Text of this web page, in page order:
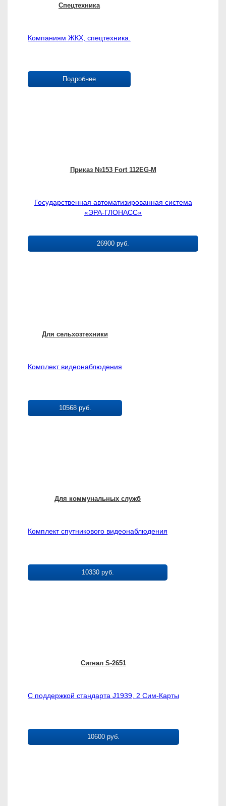
Спецтехника
Компаниям ЖКХ, спецтехника.
Подробнее
Приказ №153 Fort 112EG-M
Государственная автоматизированная система
«ЭРА-ГЛОНАСС»
26900 руб.
Для сельхозтехники
Комплект видеонаблюдения
10568 руб.
Для коммунальных служб
Комплект спутникового видеонаблюдения
10330 руб.
Сигнал S-2651
С поддержкой стандарта J1939, 2 Сим-Карты
10600 руб.